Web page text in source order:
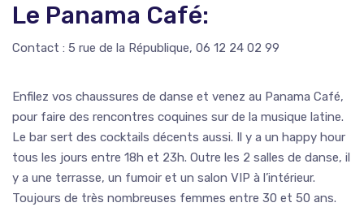
Le Panama Café:
Contact : 5 rue de la République, 06 12 24 02 99
Enfilez vos chaussures de danse et venez au Panama Café,
pour faire des rencontres coquines sur de la musique latine.
Le bar sert des cocktails décents aussi. Il y a un happy hour
tous les jours entre 18h et 23h. Outre les 2 salles de danse, il
y a une terrasse, un fumoir et un salon VIP à l’intérieur.
Toujours de très nombreuses femmes entre 30 et 50 ans.